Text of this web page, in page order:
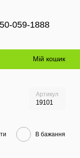
059-1888
Мій кошик
Артикул
19101
В бажання